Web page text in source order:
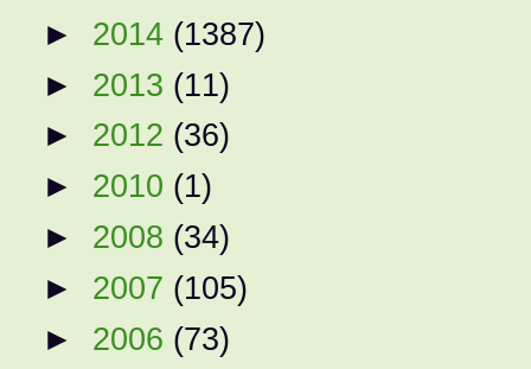
► 2014 (1387)
► 2013 (11)
► 2012 (36)
► 2010 (1)
► 2008 (34)
► 2007 (105)
► 2006 (73)